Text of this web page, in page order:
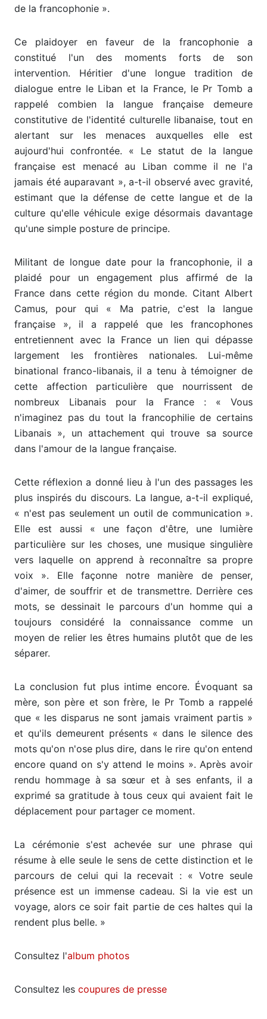
de la francophonie ».
Ce plaidoyer en faveur de la francophonie a
constitué l'un des moments forts de son
intervention. Héritier d'une longue tradition de
dialogue entre le Liban et la France, le Pr Tomb a
rappelé combien la langue française demeure
constitutive de l'identité culturelle libanaise, tout en
alertant sur les menaces auxquelles elle est
aujourd'hui confrontée. « Le statut de la langue
française est menacé au Liban comme il ne l'a
jamais été auparavant », a-t-il observé avec gravité,
estimant que la défense de cette langue et de la
culture qu'elle véhicule exige désormais davantage
qu'une simple posture de principe.
Militant de longue date pour la francophonie, il a
plaidé pour un engagement plus affirmé de la
France dans cette région du monde. Citant Albert
Camus, pour qui « Ma patrie, c'est la langue
française », il a rappelé que les francophones
entretiennent avec la France un lien qui dépasse
largement les frontières nationales. Lui-même
binational franco-libanais, il a tenu à témoigner de
cette affection particulière que nourrissent de
nombreux Libanais pour la France : « Vous
n'imaginez pas du tout la francophilie de certains
Libanais », un attachement qui trouve sa source
dans l'amour de la langue française.
Cette réflexion a donné lieu à l'un des passages les
plus inspirés du discours. La langue, a-t-il expliqué,
« n'est pas seulement un outil de communication ».
Elle est aussi « une façon d'être, une lumière
particulière sur les choses, une musique singulière
vers laquelle on apprend à reconnaître sa propre
voix ». Elle façonne notre manière de penser,
d'aimer, de souffrir et de transmettre. Derrière ces
mots, se dessinait le parcours d'un homme qui a
toujours considéré la connaissance comme un
moyen de relier les êtres humains plutôt que de les
séparer.
La conclusion fut plus intime encore. Évoquant sa
mère, son père et son frère, le Pr Tomb a rappelé
que « les disparus ne sont jamais vraiment partis »
et qu'ils demeurent présents « dans le silence des
mots qu'on n'ose plus dire, dans le rire qu'on entend
encore quand on s'y attend le moins ». Après avoir
rendu hommage à sa sœur et à ses enfants, il a
exprimé sa gratitude à tous ceux qui avaient fait le
déplacement pour partager ce moment.
La cérémonie s'est achevée sur une phrase qui
résume à elle seule le sens de cette distinction et le
parcours de celui qui la recevait : « Votre seule
présence est un immense cadeau. Si la vie est un
voyage, alors ce soir fait partie de ces haltes qui la
rendent plus belle. »
Consultez l'album photos
Consultez les coupures de presse